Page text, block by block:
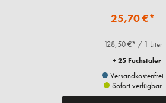
25,70 €*
128,50 €* / 1 Liter
+ 25 Fuchstaler
Versandkostenfrei
Sofort verfügbar